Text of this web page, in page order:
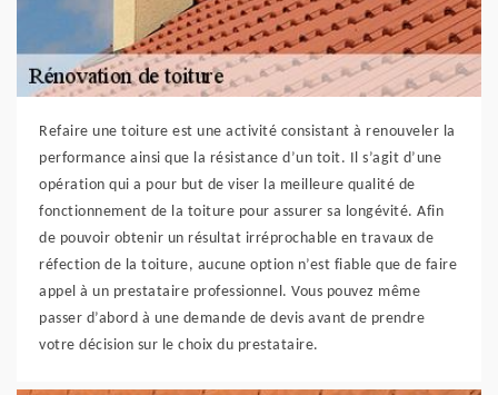
Refaire une toiture est une activité consistant à renouveler la
performance ainsi que la résistance d’un toit. Il s’agit d’une
opération qui a pour but de viser la meilleure qualité de
fonctionnement de la toiture pour assurer sa longévité. Afin
de pouvoir obtenir un résultat irréprochable en travaux de
réfection de la toiture, aucune option n’est fiable que de faire
appel à un prestataire professionnel. Vous pouvez même
passer d’abord à une demande de devis avant de prendre
votre décision sur le choix du prestataire.